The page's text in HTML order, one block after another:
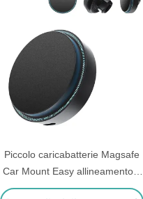
Piccolo caricabatterie Magsafe
Car Mount Easy allineamento e
connessione stabile